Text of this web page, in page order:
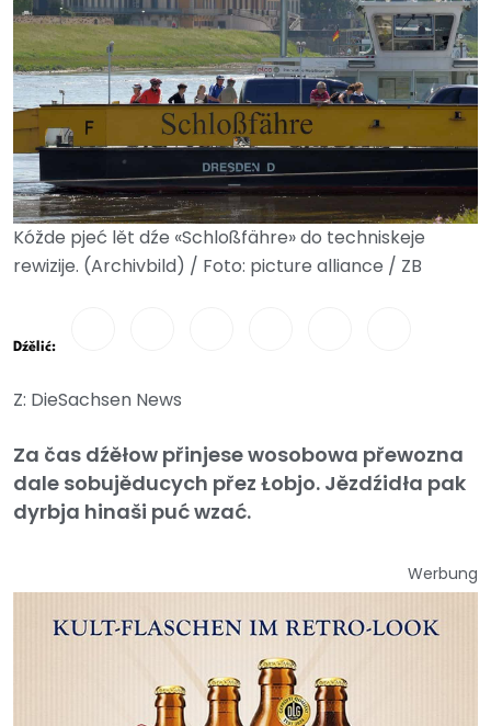
Kóžde pjeć lět dźe «Schloßfähre» do techniskeje
rewizije. (Archivbild) / Foto: picture alliance / ZB
Dźělić:
Z: DieSachsen News
Za čas dźěłow přinjese wosobowa přewozna
dale sobujěducych přez Łobjo. Jězdźidła pak
dyrbja hinaši puć wzać.
Werbung